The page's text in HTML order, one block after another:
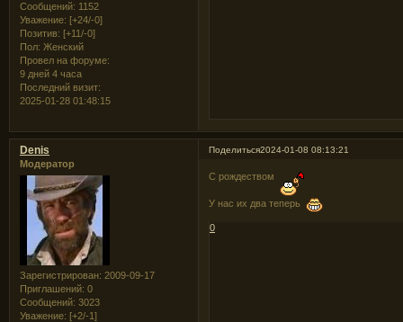
Сообщений: 1152
Уважение: [+24/-0]
Позитив: [+11/-0]
Пол: Женский
Провел на форуме:
9 дней 4 часа
Последний визит:
2025-01-28 01:48:15
Поделиться2024-01-08 08:13:21
Denis
Модератор
Зарегистрирован: 2009-09-17
Приглашений: 0
Сообщений: 3023
Уважение: [+2/-1]
С рождеством
У нас их два теперь
0